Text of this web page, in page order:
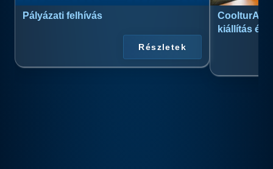
Pályázati felhívás
Részletek
kiállítás és